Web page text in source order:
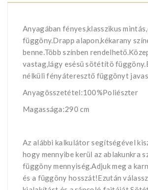
Anyagában fényes,klasszikus
függöny.Drapp alapon,kékarany
benne.Több színben
vastag,lágy esésü sötétítö
nélküli fényáteresztő függönyt
Anyagösszetétel:100%Poliészter
Magassága:290 cm
Az alábbi kalkulátor segítségével
hogy mennyibe kerül az ablakunkra
függöny mennyiség.Adjuk meg a
és a függöny hosszát!Ezután